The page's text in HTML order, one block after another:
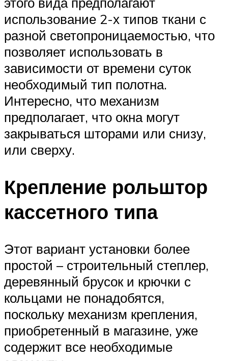
использование 2-х типов ткани с
разной светопроницаемостью, что
позволяет использовать в
зависимости от времени суток
необходимый тип полотна.
Интересно, что механизм
предполагает, что окна могут
закрываться шторами или снизу,
или сверху.
Крепление рольштор
кассетного типа
Этот вариант установки более
простой – строительный степлер,
деревянный брусок и крючки с
кольцами не понадобятся,
поскольку механизм крепления,
приобретенный в магазине, уже
содержит все необходимые